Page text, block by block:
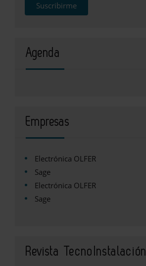
Suscribirme
Agenda
Empresas
Electrónica OLFER
Sage
Electrónica OLFER
Sage
Revista TecnoInstalación